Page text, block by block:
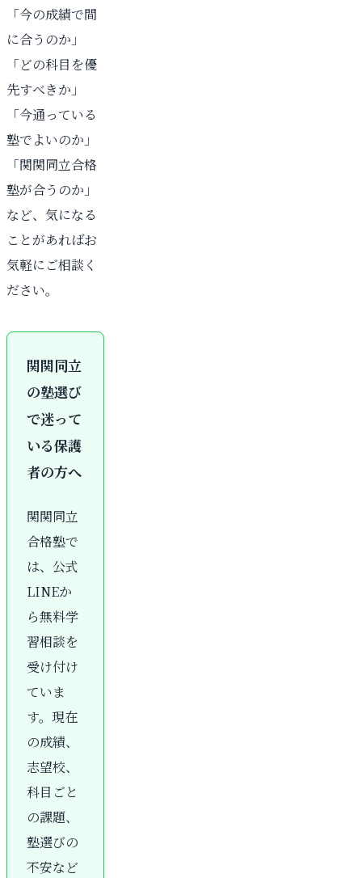
「今の成績で間
に合うのか」
「どの科目を優
先すべきか」
「今通っている
塾でよいのか」
「関関同立合格
塾が合うのか」
など、気になる
ことがあればお
気軽にご相談く
ださい。
関関同立
の塾選び
で迷って
いる保護
者の方へ
関関同立
合格塾で
は、公式
LINEか
ら無料学
習相談を
受け付け
ていま
す。現在
の成績、
志望校、
科目ごと
の課題、
塾選びの
不安など